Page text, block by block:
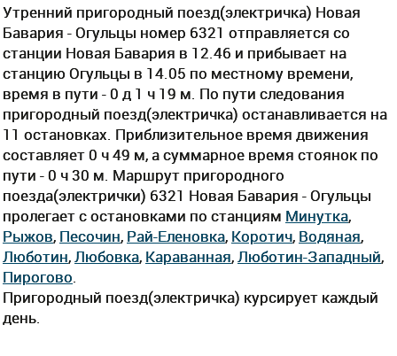
Утренний пригородный поезд(электричка) Новая
Бавария - Огульцы номер 6321 отправляется со
станции Новая Бавария в 12.46 и прибывает на
станцию Огульцы в 14.05 по местному времени,
время в пути - 0 д 1 ч 19 м. По пути следования
пригородный поезд(электричка) останавливается на
11 остановках. Приблизительное время движения
составляет 0 ч 49 м, а суммарное время стоянок по
пути - 0 ч 30 м. Маршрут пригородного
поезда(электрички) 6321 Новая Бавария - Огульцы
пролегает c остановками по станциям Минутка,
Рыжов, Песочин, Рай-Еленовка, Коротич, Водяная,
Люботин, Любовка, Караванная, Люботин-Западный,
Пирогово
Пригородный поезд(электричка) курсирует каждый
день.